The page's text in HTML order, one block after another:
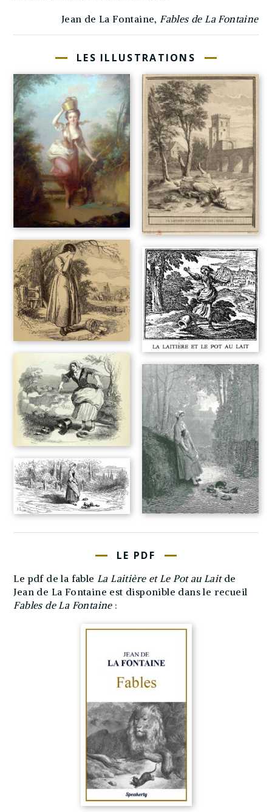
Jean de La Fontaine, Fables de La Fontaine
LES ILLUSTRATIONS
LE PDF
Le pdf de la fable La Laitière et Le Pot au Laitde
Jean de La Fontaine est disponible dans le recueil
Fables de La Fontaine: